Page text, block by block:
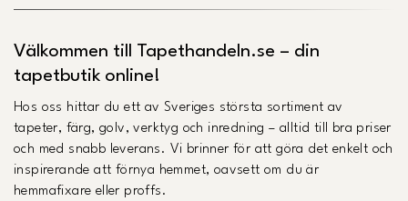
Välkommen till Tapethandeln.se – din
tapetbutik online!
Hos oss hittar du ett av Sveriges största sortiment av
tapeter, färg, golv, verktyg och inredning – alltid till bra priser
och med snabb leverans. Vi brinner för att göra det enkelt och
inspirerande att förnya hemmet, oavsett om du är
hemmafixare eller proffs.